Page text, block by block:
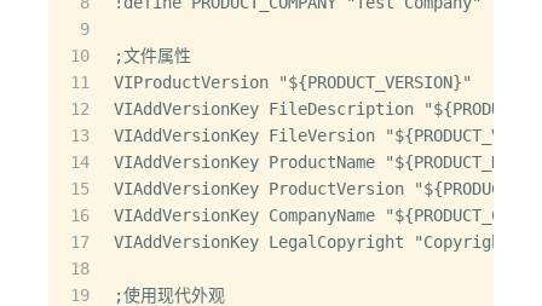
9
10
11
12
13
14
15
16
17
18
19
;文件属性
VIProductVersion "${PRODUCT_VERSION}"
VIAddVersionKey FileDescription
VIAddVersionKey FileVersion
VIAddVersionKey ProductName
VIAddVersionKey ProductVersion
VIAddVersionKey CompanyName
VIAddVersionKey LegalCopyright "Copyright (C)
;使用现代外观